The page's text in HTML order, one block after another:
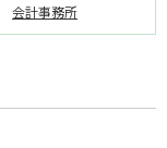
会計事務所